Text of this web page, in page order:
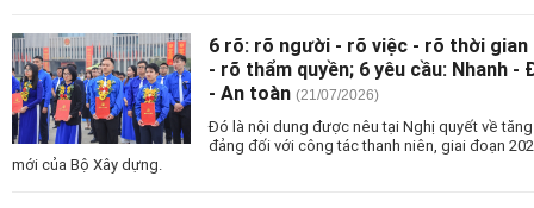
6 rõ: rõ người - rõ việc - rõ thời
- rõ thẩm quyền; 6 yêu cầu: Nhanh -
- An toàn (21/07/2026)
Đó là nội dung được nêu tại Nghị quyết về
đảng đối với công tác thanh niên, giai đoạn
mới của Bộ Xây dựng.